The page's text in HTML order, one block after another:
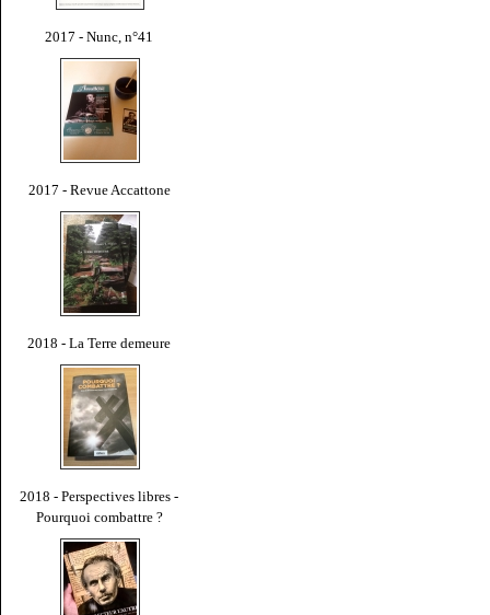
2017 - Nunc, n°41
2017 - Revue Accattone
2018 - La Terre demeure
2018 - Perspectives libres -
Pourquoi combattre ?